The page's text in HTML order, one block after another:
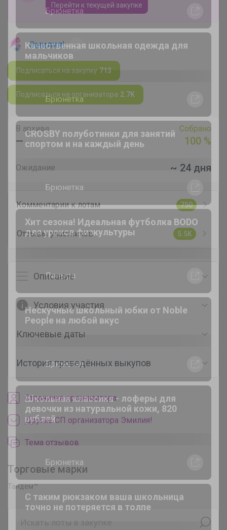
Перейти к текущей закупке
Эмилия!
Подписаться на закупку 713
Подписаться на организатора 2.7K
В архиве
—
Собрано
100 %
Ожидание ~ 24 дня
Комментарии к лотам 750
Отзывы участников 5.5K
Описание
Условия участия
Ключевые даты
История проведённых выкупов
Cтраничка организатора
Другие СП организатора Эмилия!
Тема отзывов
Торговые марки
Тандем™
Брюнетка
Качественная школьная одежда для
мальчиков
Брюнетка
CROSBY полуботинки для занятий
Брюнетка
Хит сезона! Идеальная футболка BODO